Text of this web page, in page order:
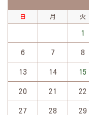
日 月 火
1
6 7 8
13 14 15
20 21 22
27 28 29